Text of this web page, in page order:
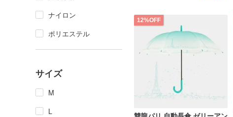
ナイロン
ポリエステル
サイズ
M
L
12%OFF